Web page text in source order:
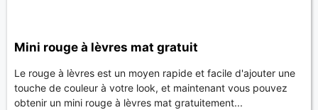
Mini rouge à lèvres mat gratuit
Le rouge à lèvres est un moyen rapide et facile d'ajouter une
touche de couleur à votre look, et maintenant vous pouvez
obtenir un mini rouge à lèvres mat gratuitement...